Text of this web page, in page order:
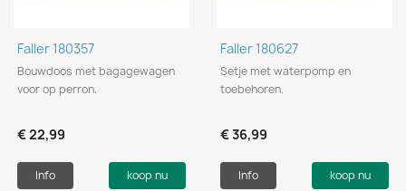
Faller 180357
Bouwdoos met bagagewagen
voor op perron.
€ 22,99
Info koop nu
Faller 180627
Setje met waterpomp en
toebehoren.
€ 36,99
Info koop nu